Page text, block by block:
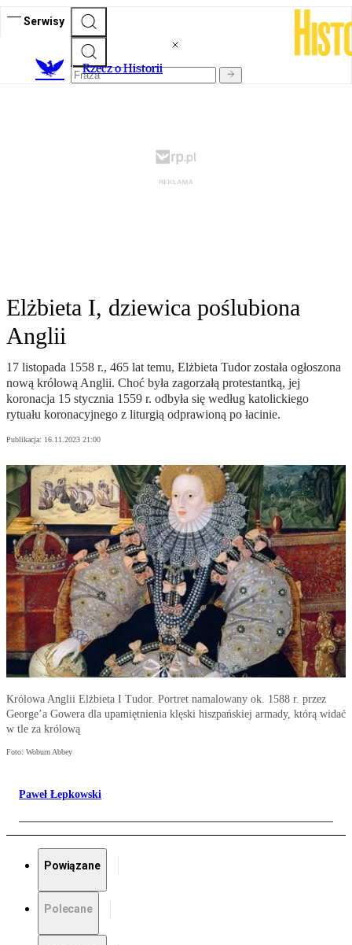
Serwisy
Rzecz o Historii
Elżbieta I, dziewica poślubiona
Anglii
17 listopada 1558 r., 465 lat temu, Elżbieta Tudor została ogłoszona
nową królową Anglii. Choć była zagorzałą protestantką, jej
koronacja 15 stycznia 1559 r. odbyła się według katolickiego
rytuału koronacyjnego z liturgią odprawioną po łacinie.
Publikacja: 16.11.2023 21:00
Królowa Anglii Elżbieta I Tudor. Portret namalowany ok. 1588 r. przez
George’a Gowera dla upamiętnienia klęski hiszpańskiej armady, którą widać
w tle za królową
Foto: Woburn Abbey
Paweł Łepkowski
Powiązane
Polecane